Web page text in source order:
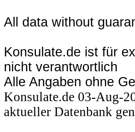
All data without
Konsulate.de ist für
nicht verantwortlich
Alle Angaben ohne
Konsulate.de 03-Aug-
aktueller Datenbank